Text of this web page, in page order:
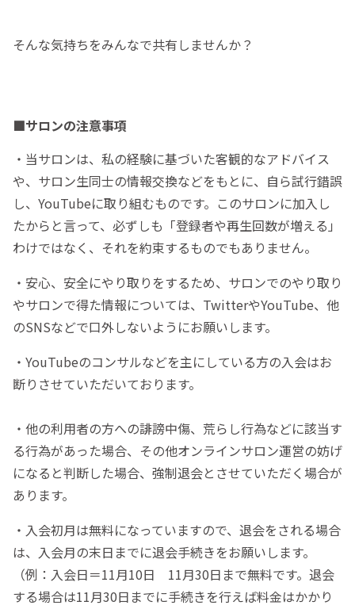
そんな気持ちをみんなで共有しませんか？
■サロンの注意事項
・当サロンは、私の経験に基づいた客観的なアドバイス
や、サロン生同士の情報交換などをもとに、自ら試行錯誤
し、YouTubeに取り組むものです。このサロンに加入し
たからと言って、必ずしも「登録者や再生回数が増える」
わけではなく、それを約束するものでもありません。
・安心、安全にやり取りをするため、サロンでのやり取り
やサロンで得た情報については、TwitterやYouTube、他
のSNSなどで口外しないようにお願いします。
・YouTubeのコンサルなどを主にしている方の入会はお
断りさせていただいております。
・他の利用者の方への誹謗中傷、荒らし行為などに該当す
る行為があった場合、その他オンラインサロン運営の妨げ
になると判断した場合、強制退会とさせていただく場合が
あります。
・入会初月は無料になっていますので、退会をされる場合
は、入会月の末日までに退会手続きをお願いします。
（例：入会日＝11月10日 11月30日まで無料です。退会
する場合は11月30日までに手続きを行えば料金はかかり